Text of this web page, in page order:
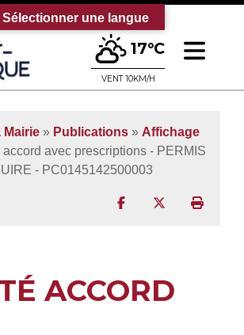
Bienvenue sur le site officiel de la
17°C
VENT 10KM/H
Mairie » Publications » Affichage
accord avec prescriptions - PERMIS
- PC0145142500003
Partager surPartager sur
ACCORD
Sélectionner une langue